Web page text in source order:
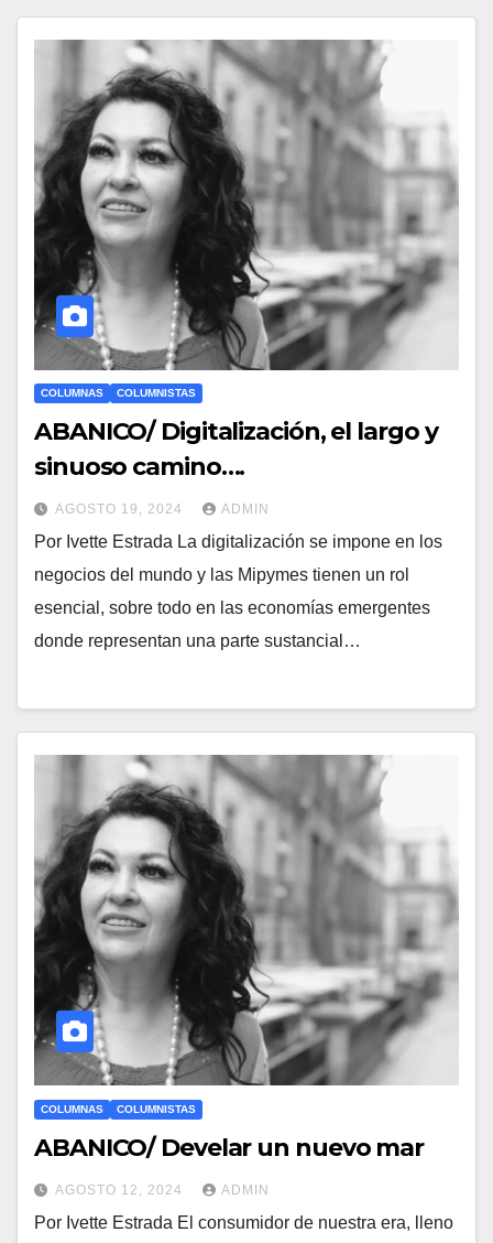
COLUMNAS COLUMNISTAS
ABANICO/ Digitalización, el largo y
sinuoso camino….
AGOSTO 19, 2024 ADMIN
Por Ivette Estrada La digitalización se impone en los
negocios del mundo y las Mipymes tienen un rol
esencial, sobre todo en las economías emergentes
donde representan una parte sustancial…
COLUMNAS COLUMNISTAS
ABANICO/ Develar un nuevo mar
AGOSTO 12, 2024 ADMIN
Por Ivette Estrada El consumidor de nuestra era, lleno